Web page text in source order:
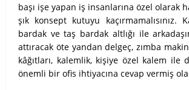
başı işe yapan iş insanlarına özel olarak
şık konsept kutuyu kaçırmamalısınız.
bardak ve taş bardak altlığı ile
attıracak öte yandan delgeç, zımba
kâğıtları, kalemlik, kişiye özel kalem ile
önemli bir ofis ihtiyacına cevap vermiş